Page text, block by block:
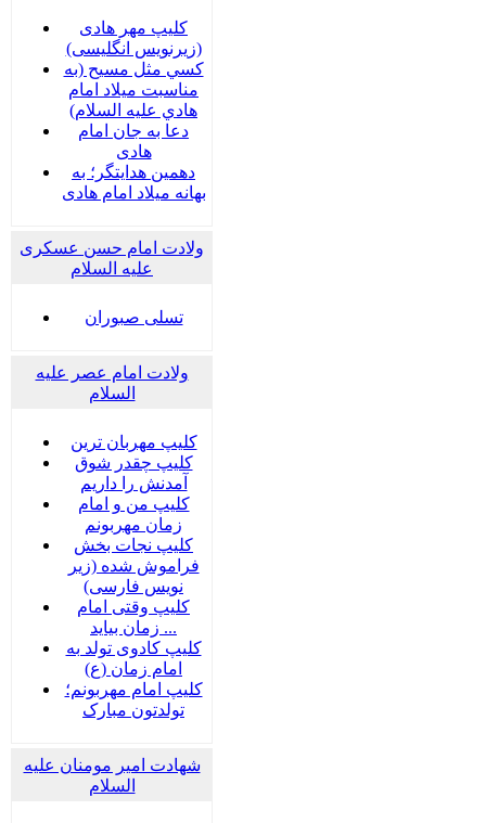
کلیپ مهر هادی
(زیرنویس انگلیسی)
كسي مثل مسيح (به
مناسبت ميلاد امام
هادي عليه السلام)
دعا به جان امام
هادی
دهمین هدایتگر؛ به
بهانه میلاد امام هادی
ولادت امام حسن عسکری
علیه السلام
تسلی صبوران
ولادت امام عصر علیه
السلام
کلیپ مهربان ترین
کلیپ چقدر شوق
آمدنش را داریم
کلیپ من و امام
زمان مهربونم
کلیپ نجات بخش
فراموش شده (زیر
نویس فارسی)
کلیپ وقتی امام
زمان بیاید ...
کلیپ کادوی تولد به
امام زمان (ع)
کلیپ امام مهربونم؛
تولدتون مبارک
شهادت امیر مومنان علیه
السلام